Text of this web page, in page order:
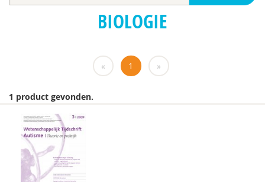
Dienke Bos
Linda van de Burgwal
Dr. C.D. van Karnebeek
dr. Catharina A. Hartman
Dr. Cathelijne Tesink
Helena Cousijn
Marina Danckaerts
Esther de Bruin
BIOLOGIE
« 1 »
1 product gevonden.